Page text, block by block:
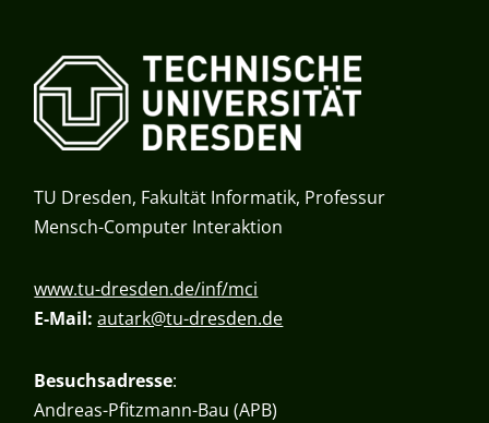
TU Dresden, Fakultät Informatik, Professur
Mensch-Computer Interaktion
www.tu-dresden.de/inf/mci
E-Mail:autark@tu-dresden.de
Besuchsadresse:
Andreas-Pfitzmann-Bau (APB)